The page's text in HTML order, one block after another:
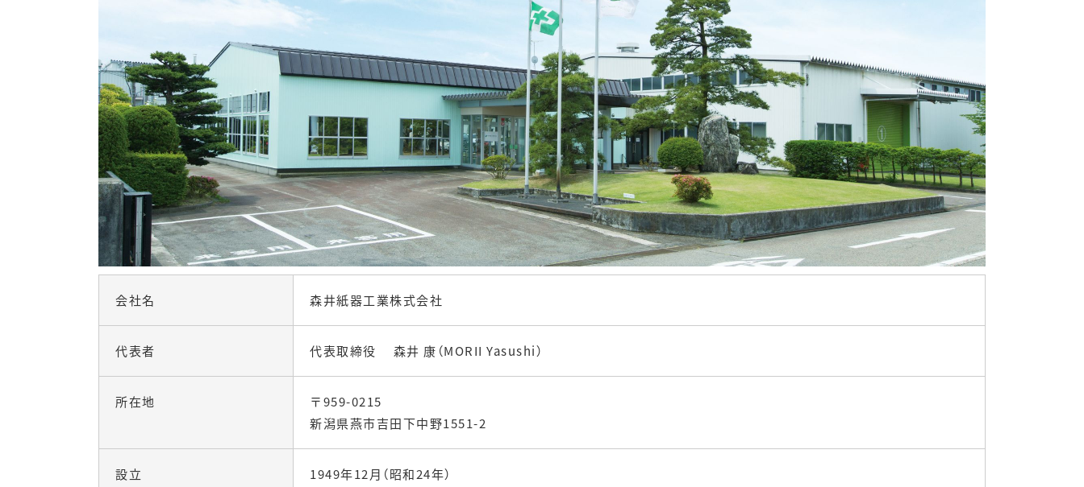
会社名 森井紙器工業株式会社
代表者 代表取締役 森井 康（MORII Yasushi）
所在地
〒959-0215
新潟県燕市吉田下中野1551-2
設立 1949年12月（昭和24年）